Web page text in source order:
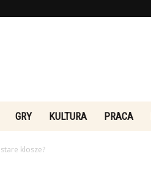
GRY KULTURA PRACA
klosze?